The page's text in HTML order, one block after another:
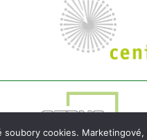
cookies.